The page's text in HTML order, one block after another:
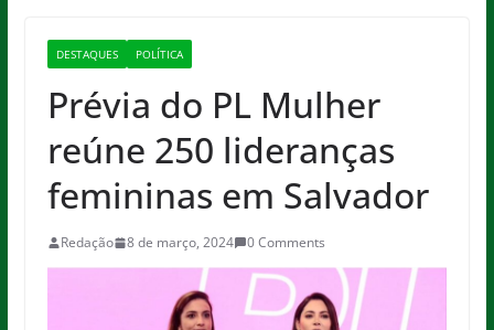
DESTAQUES POLÍTICA
Prévia do PL Mulher
reúne 250 lideranças
femininas em Salvador
Redação 8 de março, 2024 0 Comments